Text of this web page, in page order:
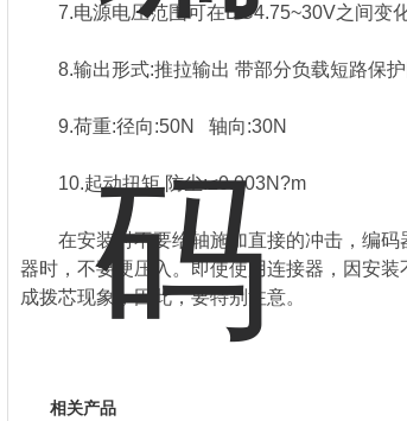
7.电源电压范围可在DC4.75~30V之间变
8.输出形式:推拉输出 带部分负载短路保护
9.荷重:径向:50N 轴向:30N
10.起动扭矩 防尘:≤0.003N?m
在安装时不要给轴施加直接的冲击，编码
器时，不要硬压入。即使使用连接器，因安
成拨芯现象，因此，要特别注意。
相关产品